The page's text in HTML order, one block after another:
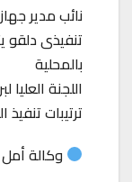
نائب مدير
تنفيذى دلقو
بالمحلية
اللجنة
ترتيبات تنفيذ
وكالة